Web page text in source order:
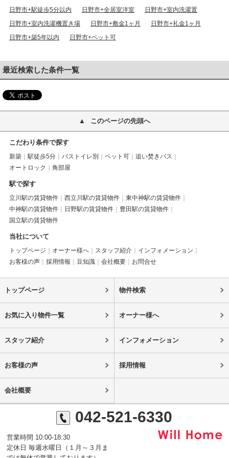
日野市+駅徒歩5分以内 日野市+全居室洋室
日野市+室内洗濯置
日野市+室内洗濯機置き場
日野市+敷金1ヶ月
日野市+礼金1ヶ月
日野市+築5年以内
日野市+ペット可
最近検索した条件一覧
このページの先頭へ
こだわり条件で探す
新築 駅徒歩5分 バストイレ別 ペット可
追い焚きバス
オートロック
角部屋
駅で探す
立川駅の賃貸物件 西立川駅の賃貸物件
東中神駅の賃貸物件
中神駅の賃貸物件
日野駅の賃貸物件
豊田駅の賃貸物件
国立駅の賃貸物件
当社について
トップページ オーナー様へ スタッフ紹介
インフォメーション
お客様の声
採用情報 豆知識 会社概要 お問合せ
トップページ 物件検索
お気に入り物件一覧 オーナー様へ
スタッフ紹介 インフォメーション
お客様の声 採用情報
会社概要
042-521-6330
営業時間 10:00-18:30
定休日 毎週水曜日（１月～３月ま